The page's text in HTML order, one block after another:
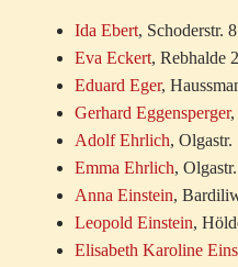
Ida Ebert, Schoderstr. 8
Eva Eckert, Rebhalde
Eduard Eger,
Gerhard Eggensperger,
Adolf Ehrlich, Olgastr.
Emma Ehrlich,
Anna Einstein,
Leopold Einstein,
Elisabeth Karoline